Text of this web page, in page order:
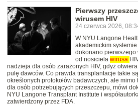
Pierwszy
wirusem HIV
24 czerwca 2026,
W NYU Langone
akademickim
dokonano pierwszego
od nosiciela wirusa
nadzieja dla osób zarażonych HIV, gdyż
pulę dawców. Co prawda transplantacje takie
określonych protokołów badawczych, ale
dla osób potrzebujących przeszczepu, mówi
NYU Langone Transplant Institute i
zatwierdzony przez FDA.